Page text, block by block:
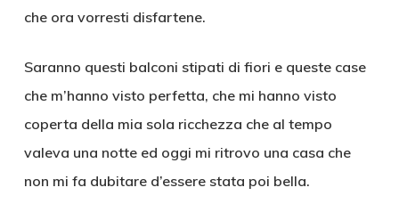
che ora vorresti disfartene.
Saranno questi balconi stipati di fiori e queste case
che m’hanno visto perfetta, che mi hanno visto
coperta della mia sola ricchezza che al tempo
valeva una notte ed oggi mi ritrovo una casa che
non mi fa dubitare d’essere stata poi bella.